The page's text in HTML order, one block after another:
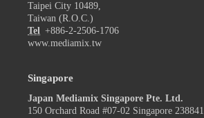
Taipei City 10489,
Taiwan (R.O.C.)
Tel +886-2-2506-1706
www.mediamix.tw
Singapore
Japan Mediamix Singapore Pte. Ltd.
150 Orchard Road #07-02 Singapore 238841